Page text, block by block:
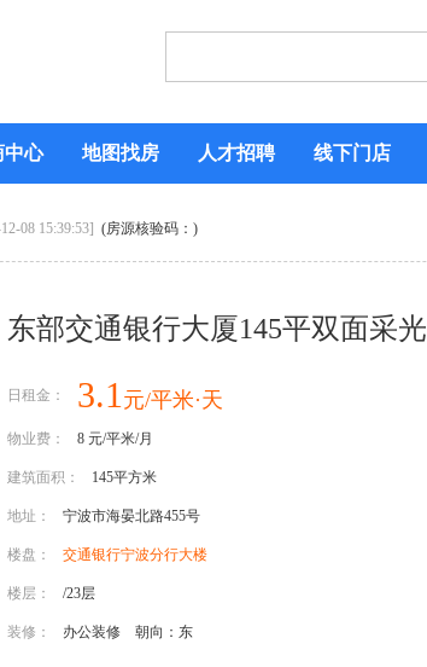
中心 地图找房 人才招聘 线下门店
08 15:39:53] (房源核验码：)
东部交通银行大厦145平双面采光
日租金： 3.1 元/平米·天
物业费： 8 元/平米/月
建筑面积： 145平方米
地址： 宁波市海晏北路455号
楼盘： 交通银行宁波分行大楼
楼层： /23层
装修： 办公装修 朝向：东